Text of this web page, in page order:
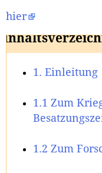
hier
1. Einleitung
1.1 Zum
1.2 Zum